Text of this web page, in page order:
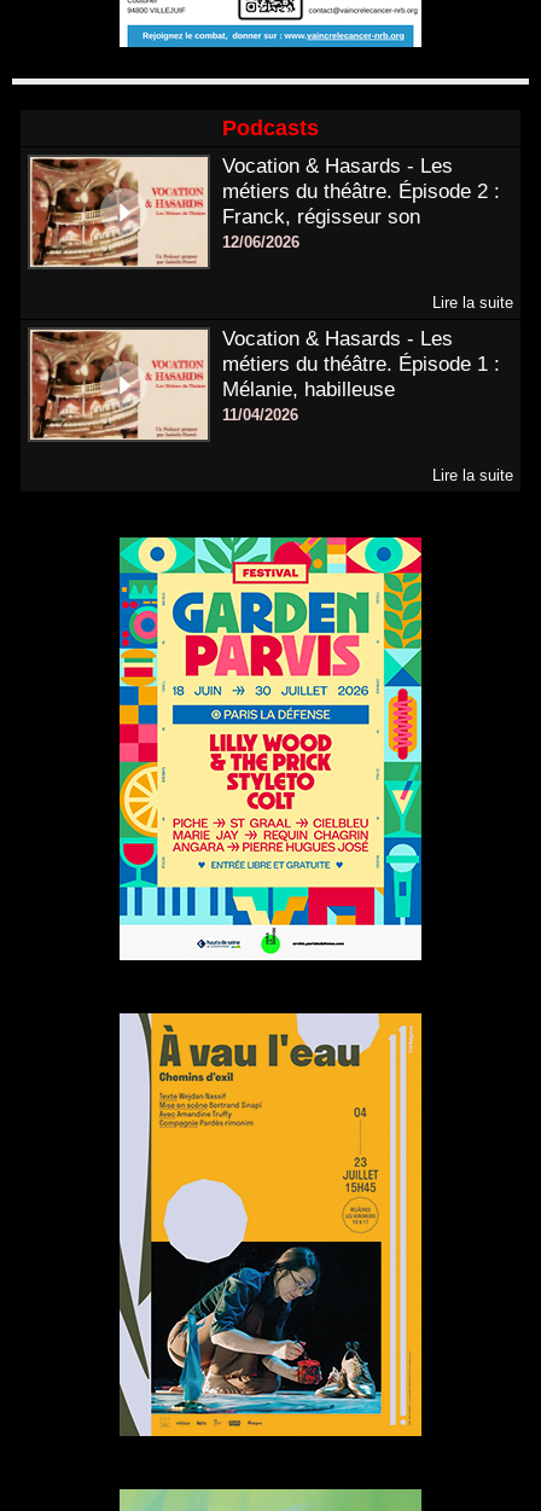
Podcasts
Vocation & Hasards - Les
métiers du théâtre. Épisode 2 :
Franck, régisseur son
12/06/2026
Lire la suite
Vocation & Hasards - Les
métiers du théâtre. Épisode 1 :
Mélanie, habilleuse
11/04/2026
Lire la suite